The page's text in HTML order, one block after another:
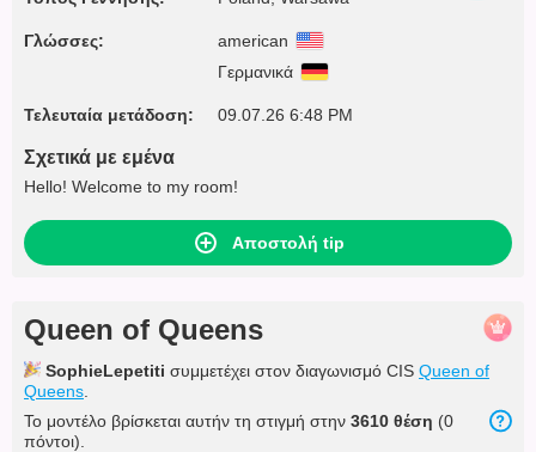
Γλώσσες:
american
Γερμανικά
Τελευταία μετάδοση: 09.07.26 6:48 PM
Σχετικά με εμένα
Hello! Welcome to my room!
Αποστολή tip
Queen of Queens
SophieLepetiti συμμετέχει στον διαγωνισμό CIS Queen of
Queens
Το μοντέλο βρίσκεται αυτήν τη στιγμή στην 3610 θέση (0
πόντοι).